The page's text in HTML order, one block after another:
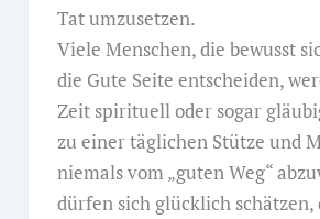
Tat umzusetzen.
Viele Menschen, die bewusst
die Gute Seite entscheiden,
Zeit spirituell oder sogar
zu einer täglichen Stütze und
niemals vom „guten Weg“
dürfen sich glücklich schätzen,